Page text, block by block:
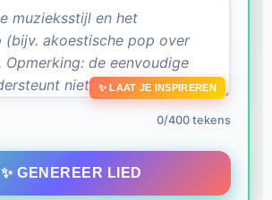
✨ LAAT JE INSPIREREN
0/400 tekens
✨ GENEREER LIED